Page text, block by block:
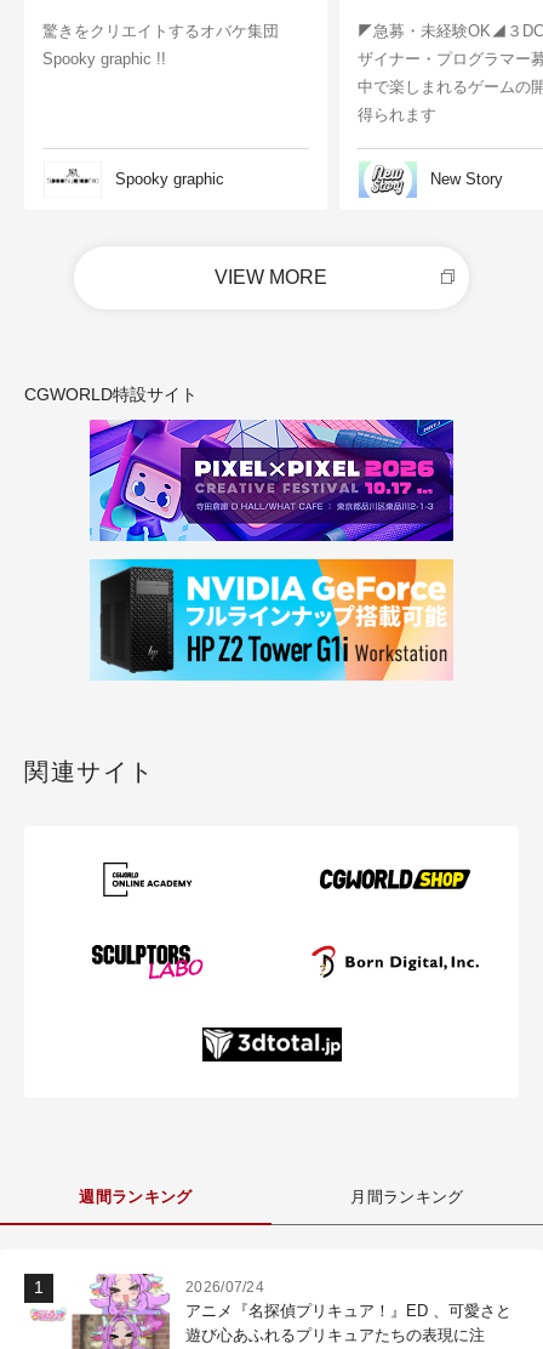
驚きをクリエイトするオバケ集団
Spooky graphic !!
Spooky graphic
◤急募・未経験OK◢３
ザイナー・プログラマー
中で楽しまれるゲームの
得られます
New Story
VIEW MORE
CGWORLD特設サイト
関連サイト
週間ランキング 月間ランキング
2026/07/24
アニメ『名探偵プリキュア！』ED 、可愛さと
遊び心あふれるプリキュアたちの表現に注